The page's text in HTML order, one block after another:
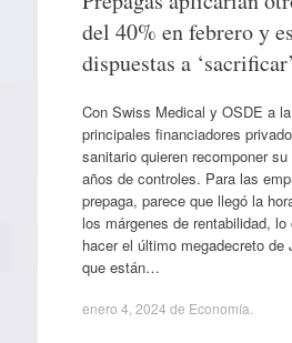
del 40% en febrero y
dispuestas a
Con Swiss Medical y OSDE a
principales financiadores
sanitario quieren recomponer
años de controles. Para las
prepaga, parece que llegó la
los márgenes de rentabilidad,
hacer el último megadecreto de
que están…
enero 4, 2024 de Economía